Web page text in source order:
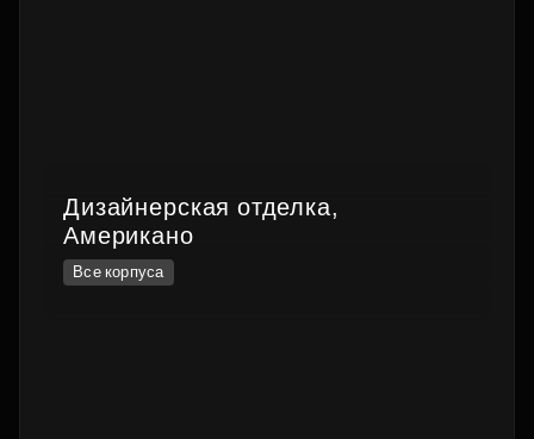
Дизайнерская отделка,
Американо
Все корпуса